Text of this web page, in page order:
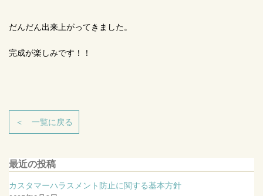
だんだん出来上がってきました。
完成が楽しみです！！
＜ 一覧に戻る
最近の投稿
カスタマーハラスメント防止に関する基本方針